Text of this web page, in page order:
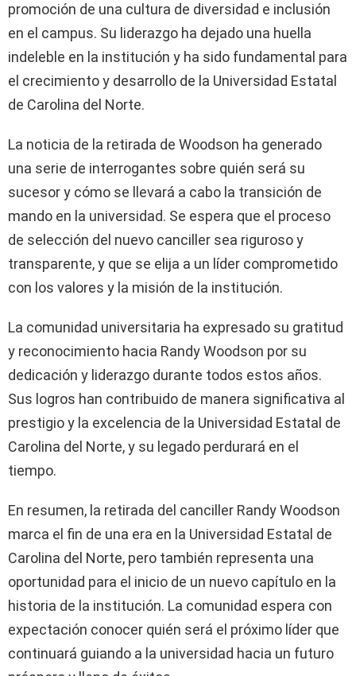
promoción de una cultura de diversidad e inclusión
en el campus. Su liderazgo ha dejado una huella
indeleble en la institución y ha sido fundamental para
el crecimiento y desarrollo de la Universidad Estatal
de Carolina del Norte.
La noticia de la retirada de Woodson ha generado
una serie de interrogantes sobre quién será su
sucesor y cómo se llevará a cabo la transición de
mando en la universidad. Se espera que el proceso
de selección del nuevo canciller sea riguroso y
transparente, y que se elija a un líder comprometido
con los valores y la misión de la institución.
La comunidad universitaria ha expresado su gratitud
y reconocimiento hacia Randy Woodson por su
dedicación y liderazgo durante todos estos años.
Sus logros han contribuido de manera significativa al
prestigio y la excelencia de la Universidad Estatal de
Carolina del Norte, y su legado perdurará en el
tiempo.
En resumen, la retirada del canciller Randy Woodson
marca el fin de una era en la Universidad Estatal de
Carolina del Norte, pero también representa una
oportunidad para el inicio de un nuevo capítulo en la
historia de la institución. La comunidad espera con
expectación conocer quién será el próximo líder que
continuará guiando a la universidad hacia un futuro